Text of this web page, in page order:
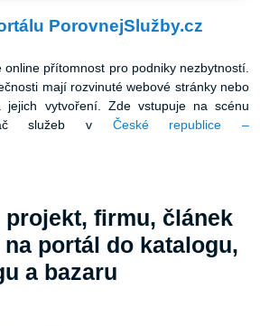
PorovnejSlužby.cz
přítomnost pro podniky nezbytností.
mají rozvinuté webové stránky nebo
jejich vytvoření. Zde vstupuje na scénu
služeb v České republice –
projekt, firmu, článek
portál do katalogu,
a bazaru